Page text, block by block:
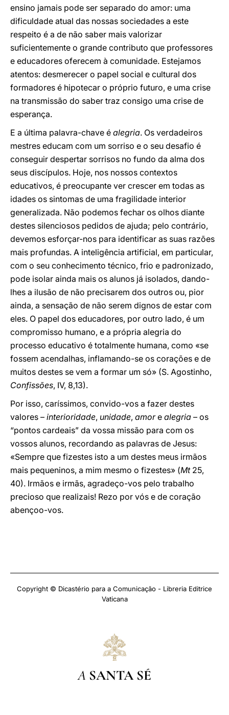
ensino jamais pode ser separado do amor: uma
dificuldade atual das nossas sociedades a este
respeito é a de não saber mais valorizar
suficientemente o grande contributo que professores
e educadores oferecem à comunidade. Estejamos
atentos: desmerecer o papel social e cultural dos
formadores é hipotecar o próprio futuro, e uma crise
na transmissão do saber traz consigo uma crise de
esperança.
E a última palavra-chave é alegria. Os verdadeiros
mestres educam com um sorriso e o seu desafio é
conseguir despertar sorrisos no fundo da alma dos
seus discípulos. Hoje, nos nossos contextos
educativos, é preocupante ver crescer em todas as
idades os sintomas de uma fragilidade interior
generalizada. Não podemos fechar os olhos diante
destes silenciosos pedidos de ajuda; pelo contrário,
devemos esforçar-nos para identificar as suas razões
mais profundas. A inteligência artificial, em particular,
com o seu conhecimento técnico, frio e padronizado,
pode isolar ainda mais os alunos já isolados, dando-
lhes a ilusão de não precisarem dos outros ou, pior
ainda, a sensação de não serem dignos de estar com
eles. O papel dos educadores, por outro lado, é um
compromisso humano, e a própria alegria do
processo educativo é totalmente humana, como «se
fossem acendalhas, inflamando-se os corações e de
muitos destes se vem a formar um só» (S. Agostinho,
Confissões, IV, 8,13).
Por isso, caríssimos, convido-vos a fazer destes
valores – interioridade, unidade, amore alegria – os
“pontos cardeais” da vossa missão para com os
vossos alunos, recordando as palavras de Jesus:
«Sempre que fizestes isto a um destes meus irmãos
mais pequeninos, a mim mesmo o fizestes» (Mt25,
40). Irmãos e irmãs, agradeço-vos pelo trabalho
precioso que realizais! Rezo por vós e de coração
abençoo-vos.
Copyright © Dicastério para a Comunicação - Libreria Editrice
Vaticana
A SANTA SÉ